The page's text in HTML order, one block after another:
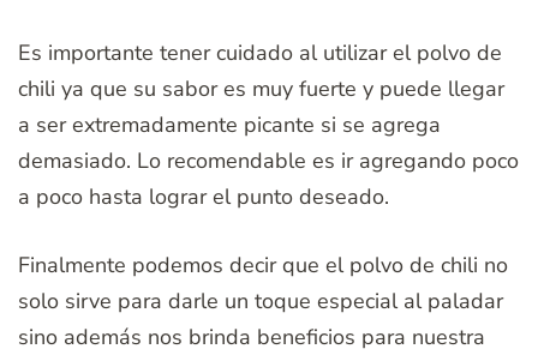
Es importante tener cuidado al utilizar el polvo de
chili ya que su sabor es muy fuerte y puede llegar
a ser extremadamente picante si se agrega
demasiado. Lo recomendable es ir agregando poco
a poco hasta lograr el punto deseado.
Finalmente podemos decir que el polvo de chili no
solo sirve para darle un toque especial al paladar
sino además nos brinda beneficios para nuestra